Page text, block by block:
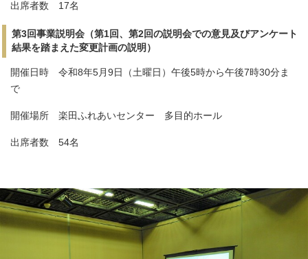
出席者数 17名
第3回事業説明会（第1回、第2回の説明会での意見及びアンケート
結果を踏まえた変更計画の説明）
開催日時 令和8年5月9日（土曜日）午後5時から午後7時30分ま
で
開催場所 楽田ふれあいセンター 多目的ホール
出席者数 54名